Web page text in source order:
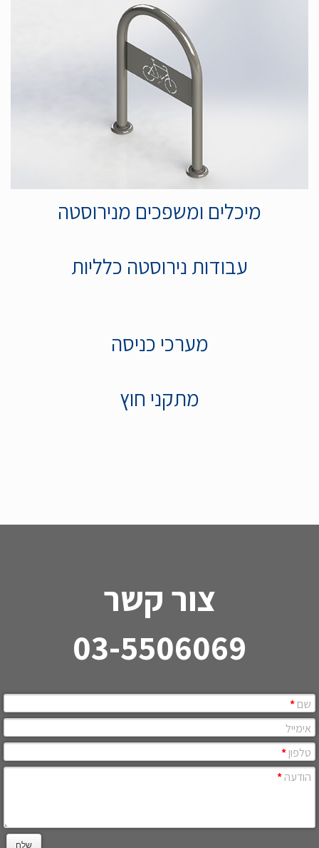
מיכלים ומשפכים מנירוסטה
עבודות נירוסטה כלליות
מערכי כניסה
מתקני חוץ
צור קשר
03-5506069
שם*
אימייל
טלפון*
הודעה*
שלח